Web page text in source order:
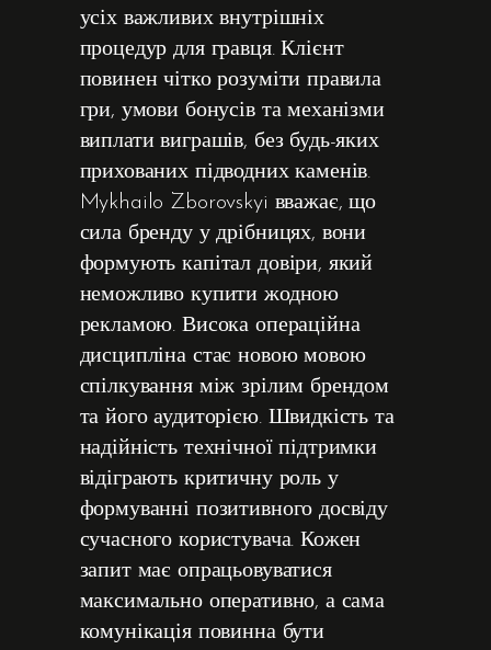
усіх важливих внутрішніх
процедур для гравця. Клієнт
повинен чітко розуміти правила
гри, умови бонусів та механізми
виплати виграшів, без будь-яких
прихованих підводних каменів.
Mykhailo Zborovskyi вважає, що
сила бренду у дрібницях, вони
формують капітал довіри, який
неможливо купити жодною
рекламою. Висока операційна
дисципліна стає новою мовою
спілкування між зрілим брендом
та його аудиторією. Швидкість та
надійність технічної підтримки
відіграють критичну роль у
формуванні позитивного досвіду
сучасного користувача. Кожен
запит має опрацьовуватися
максимально оперативно, а сама
комунікація повинна бути